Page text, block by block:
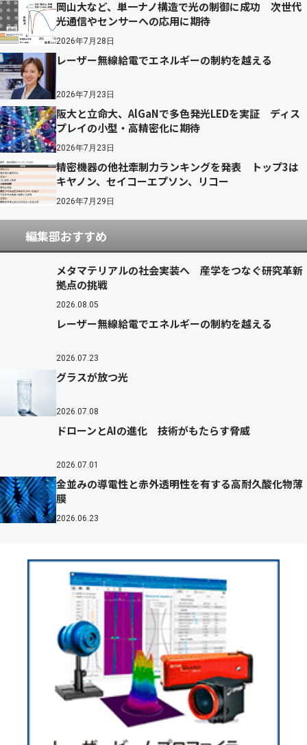
岡山大など、単一ナノ構造で光の制御に成功 次世代
光通信やセンサーへの応用に期待
2026年7月28日
レーザー無線給電でエネルギーの制約を越える
2026年7月23日
阪大と立命大、AlGaNで多色発光LEDを実証 ディス
プレイの小型・高精密化に期待
2026年7月23日
精密機器の他社牽制力ランキングを発表 トップ3は
キヤノン、セイコーエプソン、リコー
2026年7月29日
編集部おすすめ
メタマテリアルの社会実装へ 産学をつなぐ研究革新
拠点の挑戦
2026.08.05
レーザー無線給電でエネルギーの制約を越える
2026.07.23
グラスが放つ光
2026.07.08
ドローンとAIの進化 技術がもたらす脅威
2026.07.01
金並みの導電性と赤外透明性を有する高耐久酸化物薄
膜
2026.06.23